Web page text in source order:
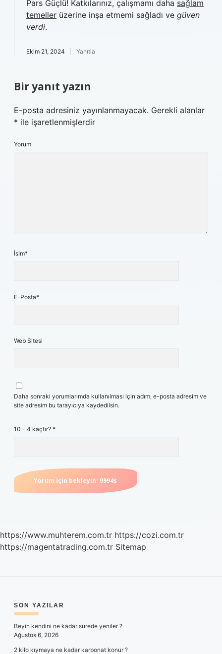
Pars Güçlü! Katkılarınız, çalışmamı daha sağlam
temeller üzerine inşa etmemi sağladı ve güven
verdi.
Ekim 21, 2024 Yanıtla
Bir yanıt yazın
E-posta adresiniz yayınlanmayacak. Gerekli alanlar
* ile işaretlenmişlerdir
Yorum
İsim*
E-Posta*
Web Sitesi
Daha sonraki yorumlarımda kullanılması için adım, e-posta adresim ve
site adresim bu tarayıcıya kaydedilsin.
10 - 4 kaçtır? *
https://www.muhterem.com.tr https://cozi.com.tr
https://magentatrading.com.tr Sitemap
SIDEBAR
SON YAZILAR
Beyin kendini ne kadar sürede yeniler ?
Ağustos 6, 2026
2 kilo kıymaya ne kadar karbonat konur ?